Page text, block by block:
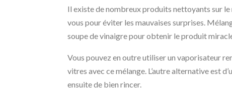
Il existe de nombreux produits nettoyants sur
vous pour éviter les mauvaises surprises.
soupe de vinaigre pour obtenir le produit
Vous pouvez en outre utiliser un vaporisateur
vitres avec ce mélange. L’autre alternative est
ensuite de bien rincer.